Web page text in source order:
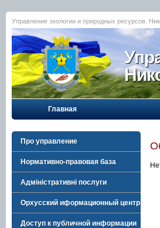
Управление экологии и природных ресурсов.
Главная
Про управление
Нормативно-правовая база
Адміністративні послуги
Орхусский иформационный центр
Доступ к публичной информации